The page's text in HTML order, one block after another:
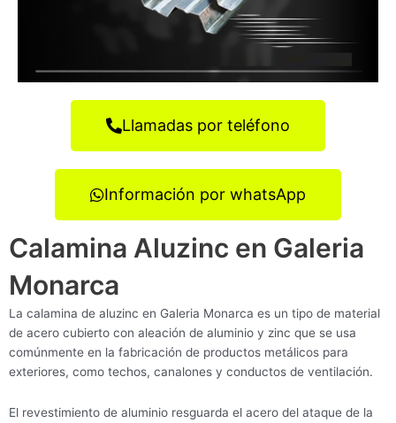
Llamadas por teléfono
Información por whatsApp
Calamina Aluzinc en Galeria
Monarca
La calamina de aluzinc en Galeria Monarca es un tipo de material
de acero cubierto con aleación de aluminio y zinc que se usa
comúnmente en la fabricación de productos metálicos para
exteriores, como techos, canalones y conductos de ventilación.
El revestimiento de aluminio resguarda el acero del ataque de la